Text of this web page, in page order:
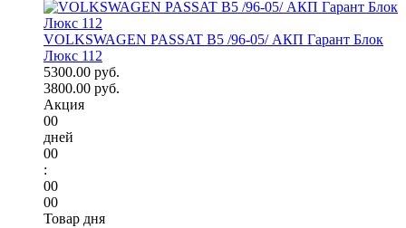
VOLKSWAGEN PASSAT B5 /96-05/ АКП Гарант Блок
Люкс 112
5300.00 руб.
3800.00 руб.
Акция
00
дней
00
:
00
00
Товар дня